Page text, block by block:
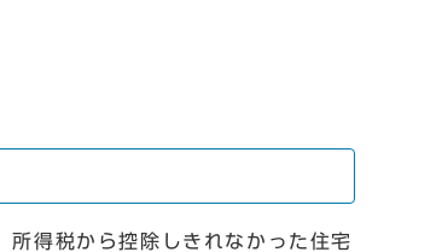
得税から控除しきれなかった住宅